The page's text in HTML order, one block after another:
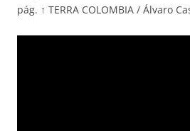
pág. ↑ TERRA COLOMBIA / Álvaro